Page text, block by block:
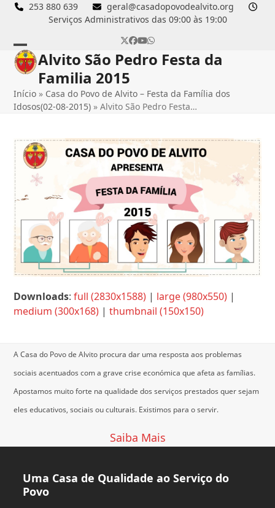
Skip
253 880 639
geral@casadopovodealvito.org
Serviços Administrativos das 09:00 às 19:00
Twitter
Facebook
YouTube
Whatsapp
Open
mobile
menu
Close
mobile
menu
Alvito São Pedro Festa da
Familia 2015
Início » Casa do Povo de Alvito – Festa da Família dos
Idosos(02-08-2015) »Alvito São Pedro Festa…
Downloads:full (2830x1588) | large (980x550) |
medium (300x168) |thumbnail (150x150)
A Casa do Povo de Alvito procura dar uma resposta aos problemas
sociais acentuados com a grave crise económica que afeta as famílias.
Apostamos muito forte na qualidade dos serviços prestados quer sejam
eles educativos, sociais ou culturais. Existimos para o servir.
Saiba Mais
Uma Casa de Qualidade ao Serviço do
Povo